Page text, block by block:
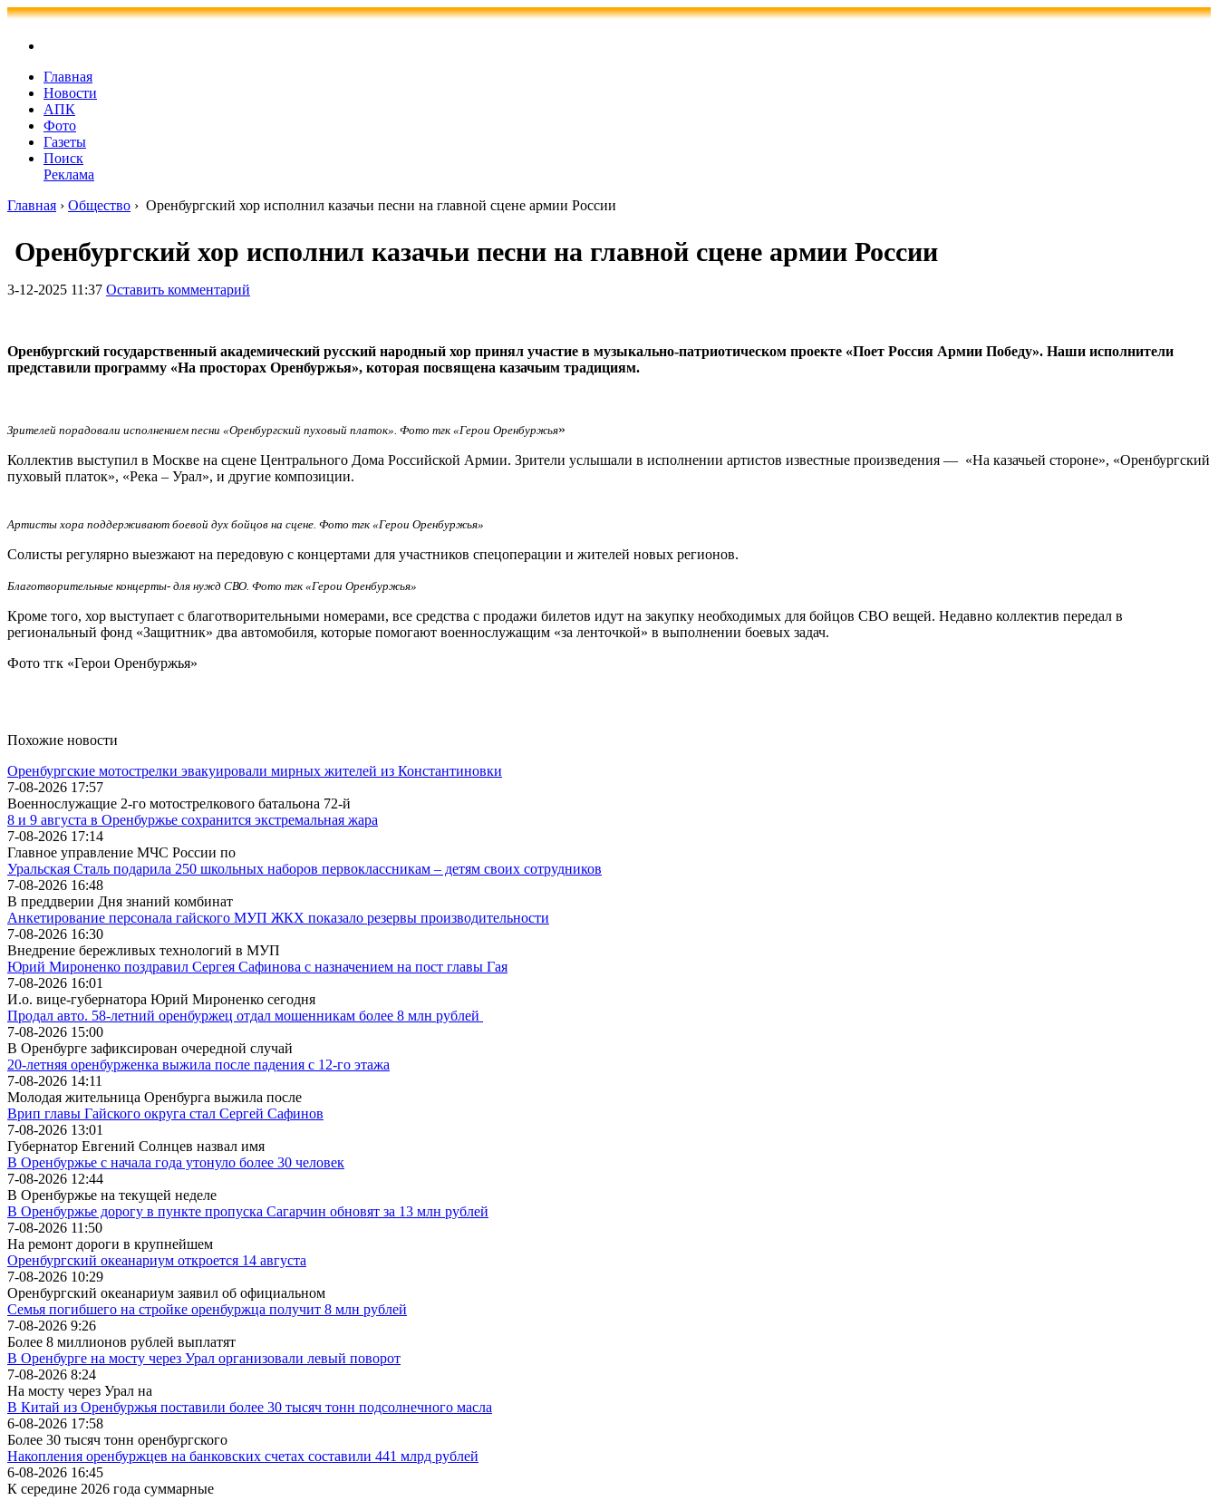
Главная
Новости
АПК
Фото
Газеты
Поиск
Реклама
Главная › Общество › Оренбургский хор исполнил казачьи песни на главной сцене армии России
Оренбургский хор исполнил казачьи песни на главной сцене армии России
3-12-2025 11:37 Оставить комментарий
Оренбургский государственный академический русский народный хор принял участие в музыкально‑патриотическом проекте «Поет Россия Армии Победу». Наши исполнители
представили программу «На просторах Оренбуржья», которая посвящена казачьим традициям.
Зрителей порадовали исполнением песни «Оренбургский пуховый платок». Фото тгк «Герои Оренбуржья»
Коллектив выступил в Москве на сцене Центрального Дома Российской Армии. Зрители услышали в исполнении артистов известные произведения — «На казачьей стороне», «Оренбургский
пуховый платок», «Река – Урал», и другие композиции.
Артисты хора поддерживают боевой дух бойцов на сцене. Фото тгк «Герои Оренбуржья»
Солисты регулярно выезжают на передовую с концертами для участников спецоперации и жителей новых регионов.
Благотворительные концерты- для нужд СВО. Фото тгк «Герои Оренбуржья»
Кроме того, хор выступает с благотворительными номерами, все средства с продажи билетов идут на закупку необходимых для бойцов СВО вещей. Недавно коллектив передал в
региональный фонд «Защитник» два автомобиля, которые помогают военнослужащим «за ленточкой» в выполнении боевых задач.
Фото тгк «Герои Оренбуржья»
Похожие новости
Оренбургские мотострелки эвакуировали мирных жителей из Константиновки
7-08-2026 17:57
Военнослужащие 2-го мотострелкового батальона 72-й
8 и 9 августа в Оренбуржье сохранится экстремальная жара
7-08-2026 17:14
Главное управление МЧС России по
Уральская Сталь подарила 250 школьных наборов первоклассникам – детям своих сотрудников
7-08-2026 16:48
В преддверии Дня знаний комбинат
Анкетирование персонала гайского МУП ЖКХ показало резервы производительности
7-08-2026 16:30
Внедрение бережливых технологий в МУП
Юрий Мироненко поздравил Сергея Сафинова с назначением на пост главы Гая
7-08-2026 16:01
И.о. вице-губернатора Юрий Мироненко сегодня
Продал авто. 58-летний оренбуржец отдал мошенникам более 8 млн рублей
7-08-2026 15:00
В Оренбурге зафиксирован очередной случай
20-летняя оренбурженка выжила после падения с 12-го этажа
7-08-2026 14:11
Молодая жительница Оренбурга выжила после
Врип главы Гайского округа стал Сергей Сафинов
7-08-2026 13:01
Губернатор Евгений Солнцев назвал имя
В Оренбуржье с начала года утонуло более 30 человек
7-08-2026 12:44
В Оренбуржье на текущей неделе
В Оренбуржье дорогу в пункте пропуска Сагарчин обновят за 13 млн рублей
7-08-2026 11:50
На ремонт дороги в крупнейшем
Оренбургский океанариум откроется 14 августа
7-08-2026 10:29
Оренбургский океанариум заявил об официальном
Семья погибшего на стройке оренбуржца получит 8 млн рублей
7-08-2026 9:26
Более 8 миллионов рублей выплатят
В Оренбурге на мосту через Урал организовали левый поворот
7-08-2026 8:24
На мосту через Урал на
В Китай из Оренбуржья поставили более 30 тысяч тонн подсолнечного масла
6-08-2026 17:58
Более 30 тысяч тонн оренбургского
Накопления оренбуржцев на банковских счетах составили 441 млрд рублей
6-08-2026 16:45
К середине 2026 года суммарные